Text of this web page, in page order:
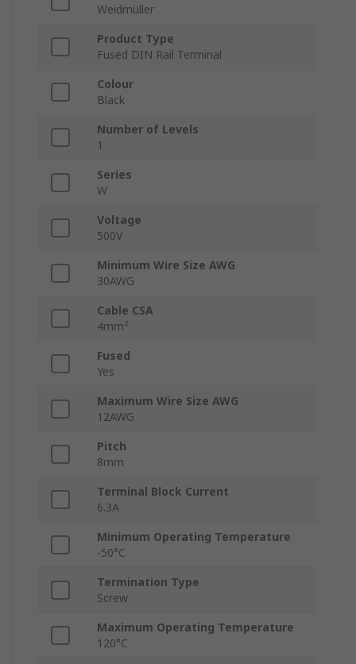
Weidmüller
Product Type
Fused DIN Rail Terminal
Colour
Black
Number of Levels
1
Series
W
Voltage
500V
Minimum Wire Size AWG
30AWG
Cable CSA
4mm²
Fused
Yes
Maximum Wire Size AWG
12AWG
Pitch
8mm
Terminal Block Current
6.3A
Minimum Operating Temperature
-50°C
Termination Type
Screw
Maximum Operating Temperature
120°C